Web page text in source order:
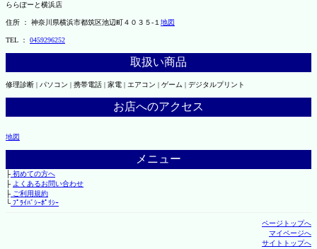
ららぽーと横浜店
住所 ： 神奈川県横浜市都筑区池辺町４０３５-１ 地図
TEL ： 0459296252
取扱い商品
修理診断 | パソコン | 携帯電話 | 家電 | エアコン | ゲーム | デジタルプリント
お店へのアクセス
地図
メニュー
├初めての方へ
├ よくあるお問い合わせ
├ご利用規約
└ﾌﾟﾗｲﾊﾞｼｰﾎﾟﾘｼｰ
ページトップへ
マイページへ
サイトトップへ